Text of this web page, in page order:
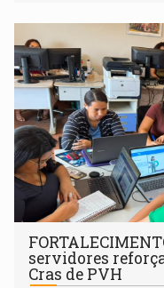
servidores
Cras de PVH